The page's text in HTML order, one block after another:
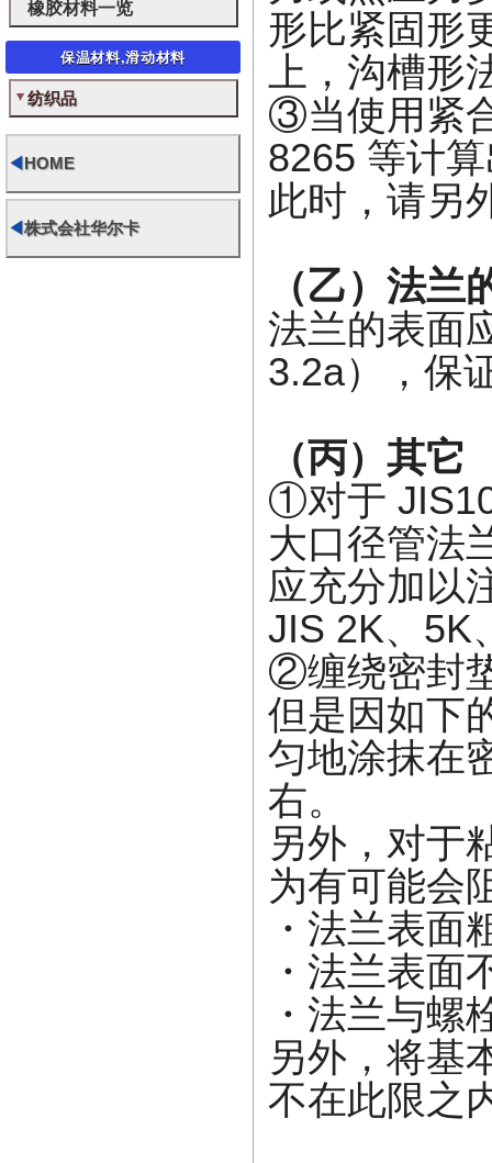
橡胶材料一览
保温材料,滑动材料
纺织品
◀HOME
◀株式会社华尔卡
形比紧固形
上，沟槽形
③当使用紧
8265 等计
此时，请另
（乙）法兰
法兰的表面
3.2a），保
（丙）其它
①对于
大口径管法
应充分加以
JIS 2K、5K
②缠绕密封
但是因如下
匀地涂抹在
右。
另外，对于
为有可能会
・法兰表面
・法兰表面
・法兰与螺
另外，将基
不在此限之